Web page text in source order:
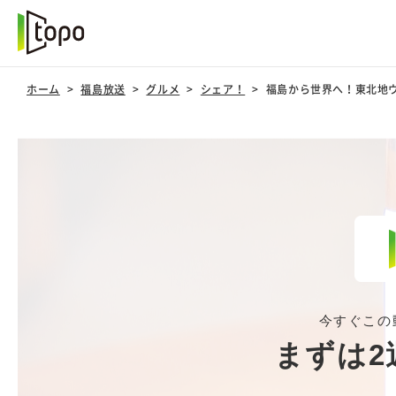
ホーム 福島放送 グルメ シェア！ 福島から世界へ！東北地
今すぐこ
まずは2